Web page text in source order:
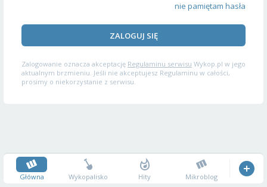
nie pamiętam hasła
ZALOGUJ SIĘ
Zalogowanie oznacza akceptację Regulaminu serwisu Wykop.pl w jego
aktualnym brzmieniu. Jeśli nie akceptujesz Regulaminu w całości,
prosimy o niekorzystanie z serwisu.
Główna Wykopalisko Hity Mikroblog